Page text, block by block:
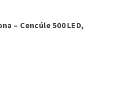
– Cencúle 500 LED,